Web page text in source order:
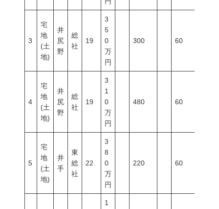
3
宅
地
(土
地)
井
尻
野
総
社
19
3
5
0
万
円
300 60
4
宅
地
(土
地)
井
尻
野
総
社
19
3
1
0
万
円
480 60
5
宅
地
(土
地)
井
手
東
総
社
22
3
8
0
万
円
220 60
1